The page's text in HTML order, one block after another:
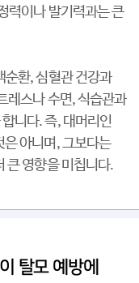
력이나 발기력과는 큰
순환, 심혈관 건강과
레스나 수면, 식습관과
니다. 즉, 대머리인
은 아니며, 그보다는
큰 영향을 미칩니다.
탈모 예방에